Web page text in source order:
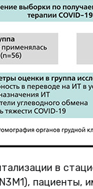
в
пациенты,